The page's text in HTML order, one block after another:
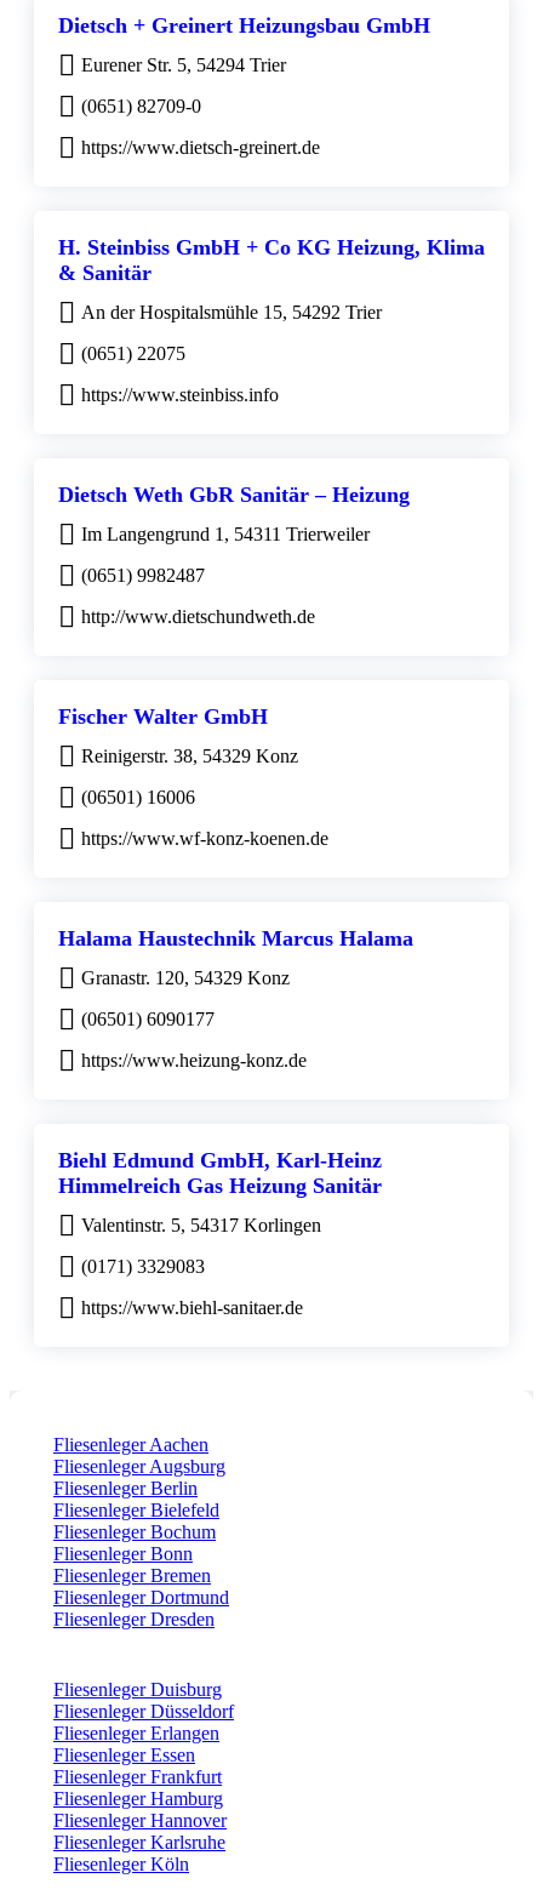
Dietsch + Greinert Heizungsbau GmbH
Eurener Str. 5, 54294 Trier
(0651) 82709-0
https://www.dietsch-greinert.de
H. Steinbiss GmbH + Co KG Heizung, Klima
& Sanitär
An der Hospitalsmühle 15, 54292 Trier
(0651) 22075
https://www.steinbiss.info
Dietsch Weth GbR Sanitär – Heizung
Im Langengrund 1, 54311 Trierweiler
(0651) 9982487
http://www.dietschundweth.de
Fischer Walter GmbH
Reinigerstr. 38, 54329 Konz
(06501) 16006
https://www.wf-konz-koenen.de
Halama Haustechnik Marcus Halama
Granastr. 120, 54329 Konz
(06501) 6090177
https://www.heizung-konz.de
Biehl Edmund GmbH, Karl-Heinz
Himmelreich Gas Heizung Sanitär
Valentinstr. 5, 54317 Korlingen
(0171) 3329083
https://www.biehl-sanitaer.de
Fliesenleger Aachen
Fliesenleger Augsburg
Fliesenleger Berlin
Fliesenleger Bielefeld
Fliesenleger Bochum
Fliesenleger Bonn
Fliesenleger Bremen
Fliesenleger Dortmund
Fliesenleger Dresden
Fliesenleger Duisburg
Fliesenleger Düsseldorf
Fliesenleger Erlangen
Fliesenleger Essen
Fliesenleger Frankfurt
Fliesenleger Hamburg
Fliesenleger Hannover
Fliesenleger Karlsruhe
Fliesenleger Köln